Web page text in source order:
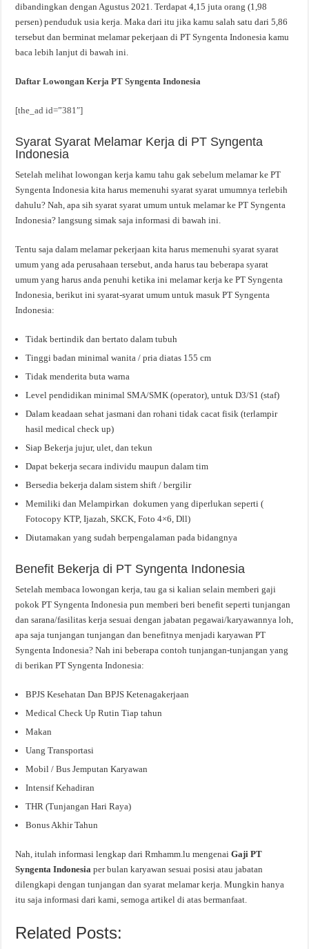
dibandingkan dengan Agustus 2021. Terdapat 4,15 juta orang (1,98
persen) penduduk usia kerja. Maka dari itu jika kamu salah satu dari 5,86
tersebut dan berminat melamar pekerjaan di PT Syngenta Indonesia kamu
baca lebih lanjut di bawah ini.
Daftar Lowongan Kerja PT Syngenta Indonesia
[the_ad id=”381″]
Syarat Syarat Melamar Kerja di PT Syngenta
Indonesia
Setelah melihat lowongan kerja kamu tahu gak sebelum melamar ke PT
Syngenta Indonesia kita harus memenuhi syarat syarat umumnya terlebih
dahulu? Nah, apa sih syarat syarat umum untuk melamar ke PT Syngenta
Indonesia? langsung simak saja informasi di bawah ini.
Tentu saja dalam melamar pekerjaan kita harus memenuhi syarat syarat
umum yang ada perusahaan tersebut, anda harus tau beberapa syarat
umum yang harus anda penuhi ketika ini melamar kerja ke PT Syngenta
Indonesia, berikut ini syarat-syarat umum untuk masuk PT Syngenta
Indonesia:
Tidak bertindik dan bertato dalam tubuh
Tinggi badan minimal wanita / pria diatas 155 cm
Tidak menderita buta warna
Level pendidikan minimal SMA/SMK (operator), untuk D3/S1 (staf)
Dalam keadaan sehat jasmani dan rohani tidak cacat fisik (terlampir
hasil medical check up)
Siap Bekerja jujur, ulet, dan tekun
Dapat bekerja secara individu maupun dalam tim
Bersedia bekerja dalam sistem shift / bergilir
Memiliki dan Melampirkan dokumen yang diperlukan seperti (
Fotocopy KTP, Ijazah, SKCK, Foto 4×6, Dll)
Diutamakan yang sudah berpengalaman pada bidangnya
Benefit Bekerja di PT Syngenta Indonesia
Setelah membaca lowongan kerja, tau ga si kalian selain memberi gaji
pokok PT Syngenta Indonesia pun memberi beri benefit seperti tunjangan
dan sarana/fasilitas kerja sesuai dengan jabatan pegawai/karyawannya loh,
apa saja tunjangan tunjangan dan benefitnya menjadi karyawan PT
Syngenta Indonesia? Nah ini beberapa contoh tunjangan-tunjangan yang
di berikan PT Syngenta Indonesia:
BPJS Kesehatan Dan BPJS Ketenagakerjaan
Medical Check Up Rutin Tiap tahun
Makan
Uang Transportasi
Mobil / Bus Jemputan Karyawan
Intensif Kehadiran
THR (Tunjangan Hari Raya)
Bonus Akhir Tahun
Nah, itulah informasi lengkap dari Rmhamm.lu mengenaiGaji PT
Syngenta Indonesiaper bulan karyawan sesuai posisi atau jabatan
dilengkapi dengan tunjangan dan syarat melamar kerja. Mungkin hanya
itu saja informasi dari kami, semoga artikel di atas bermanfaat.
Related Posts: